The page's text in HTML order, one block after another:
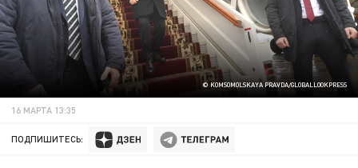
© KOMSOMOLSKAYA PRAVDA/GLOBALLOOKPRESS
16 МАРТА 13:35
ПОДПИШИТЕСЬ: